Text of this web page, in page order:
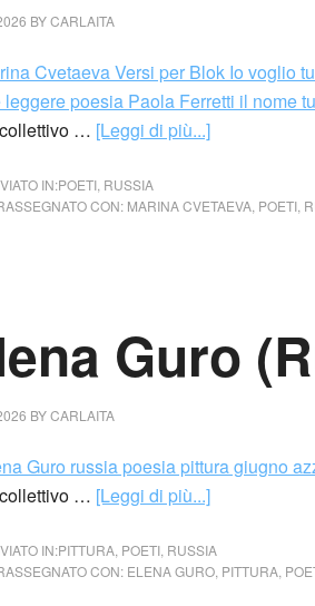
BYCARLAITA
… [Leggi di più...]
IN:POETI RUSSIA
CON: MARINA CVETAEVA POETI
Guro
BYCARLAITA
… [Leggi di più...]
IN:PITTURA POETI RUSSIA
CON: ELENA GURO PITTURA